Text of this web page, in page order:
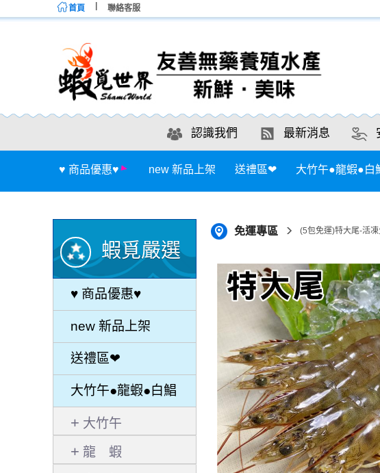
首頁 聯絡客服
認識我們 最新消息
♥ 商品優惠♥ new 新品上架 送禮區❤ 大竹午●龍蝦●白
蝦覓嚴選
♥ 商品優惠♥
new 新品上架
送禮區❤
大竹午●龍蝦●白鯧
大竹午
龍 蝦
免運專區 (5包免運)特大尾-活